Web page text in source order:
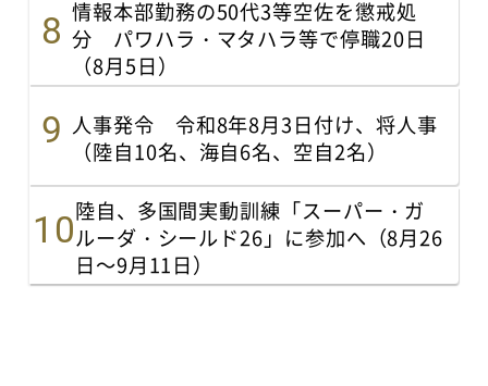
情報本部勤務の50代3等空佐を懲戒処
分 パワハラ・マタハラ等で停職20日
（8月5日）
人事発令 令和8年8月3日付け、将人事
（陸自10名、海自6名、空自2名）
陸自、多国間実動訓練「スーパー・ガ
ルーダ・シールド26」に参加へ（8月26
日～9月11日）